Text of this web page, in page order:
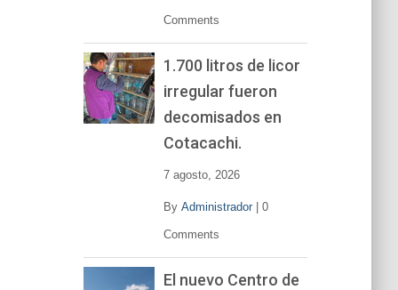
Comments
1.700 litros de licor
irregular fueron
decomisados en
Cotacachi.
7 agosto, 2026
By Administrador| 0
Comments
El nuevo Centro de